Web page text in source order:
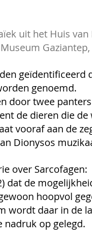
uit het Huis van
geïdentificeerd
genoemd.
door twee
de dieren die de
vooraf aan de
Dionysos
over Sarcofagen:
dat de
hoopvol
wordt daar in de
op gelegd.